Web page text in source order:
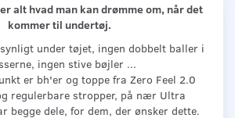
alt hvad man kan drømme om, når det
kommer til undertøj.
under tøjet, ingen dobbelt baller i
ingen stive bøjler ...
er bh'er og toppe fra Zero Feel 2.0
regulerbare stropper, på nær Ultra
begge dele, for dem, der ønsker dette.